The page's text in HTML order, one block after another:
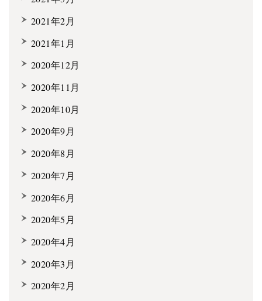
2021年2月
2021年1月
2020年12月
2020年11月
2020年10月
2020年9月
2020年8月
2020年7月
2020年6月
2020年5月
2020年4月
2020年3月
2020年2月